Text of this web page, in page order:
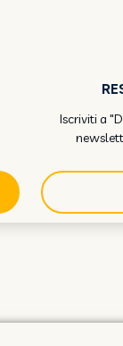
Iscriviti a